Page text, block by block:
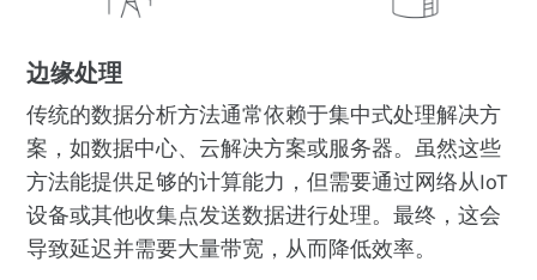
边缘处理
传统的数据分析方法通常依赖于集中式处理解决方
案，如数据中心、云解决方案或服务器。虽然这些
方法能提供足够的计算能力，但需要通过网络从IoT
设备或其他收集点发送数据进行处理。最终，这会
导致延迟并需要大量带宽，从而降低效率。